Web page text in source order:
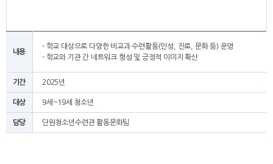
내용
- 학교 대상으로 다양한 비교과 수련활동(인성, 진로, 문화 등) 운영
- 학교와 기관 간 네트워크 형성 및 긍정적 이미지 확산
기간 2025년
대상 9세~19세 청소년
담당 단원청소년수련관 활동문화팀